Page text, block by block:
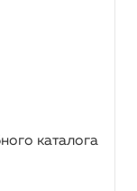
каталога